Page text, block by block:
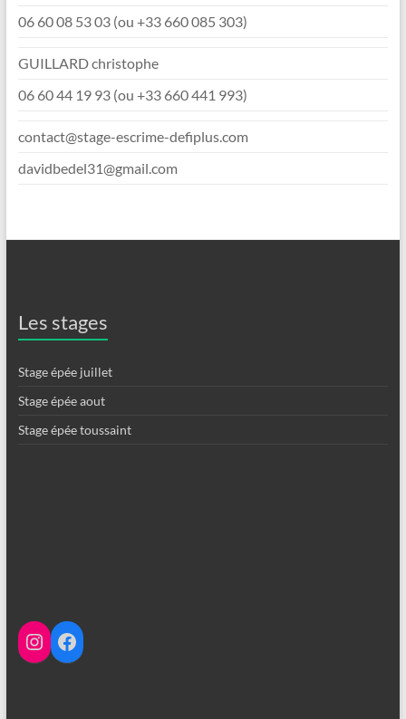
06 60 08 53 03 (ou +33 660 085 303)
GUILLARD christophe
06 60 44 19 93 (ou +33 660 441 993)
contact@stage-escrime-defiplus.com
davidbedel31@gmail.com
Les stages
Stage épée juillet
Stage épée aout
Stage épée toussaint